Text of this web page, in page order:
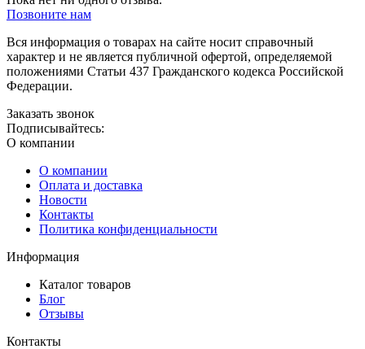
Позвоните нам
Вся информация о товарах на сайте носит справочный
характер и не является публичной офертой, определяемой
положениями Статьи 437 Гражданского кодекса Российской
Федерации.
Заказать звонок
Подписывайтесь:
О компании
О компании
Оплата и доставка
Новости
Контакты
Политика конфиденциальности
Информация
Каталог товаров
Блог
Отзывы
Контакты